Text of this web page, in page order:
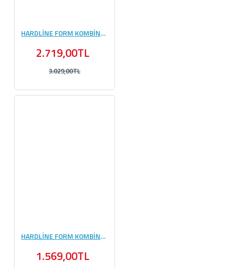
HARDLİNE FORM KOMBİNASYONU #3
2.719,00TL
3.029,00TL
HARDLİNE FORM KOMBİNASYONU #3
1.569,00TL